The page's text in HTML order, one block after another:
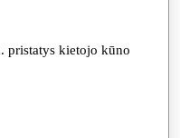
pristatys kietojo kūno